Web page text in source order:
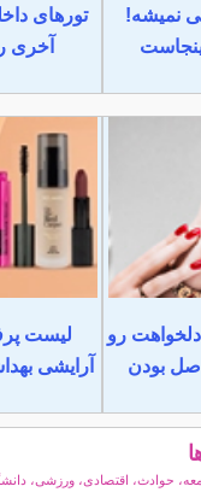
نمیشه!
تورهای
آخری
رو
بودن
لیست
آرایشی بهداشتی
حوادث، اقتصادی، ورزشی،